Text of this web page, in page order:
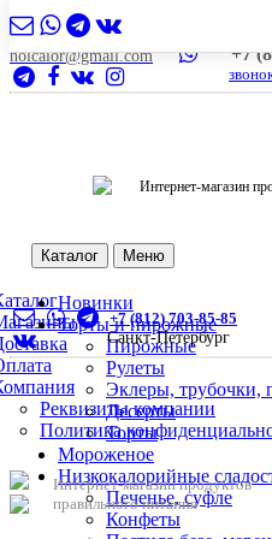
nolcalor@gmail.com +7
Интернет-магазин
Каталог Меню
Реквизиты компании
Политика
Новинки
Торты и пирожные
Пирожные
Рулеты
Эклеры, трубочки,
Десерты
Торты
Мороженое
Низкокалорийные
Печенье, суфле
Конфеты
+7 (812) 703-85-85
Санкт-Петербург
Интернет-магазин продуктов
правильного питания